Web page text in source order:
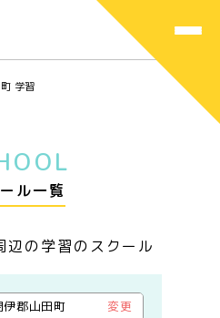
学習
ル一覧
辺の学習のスクール
伊郡山田町
変更